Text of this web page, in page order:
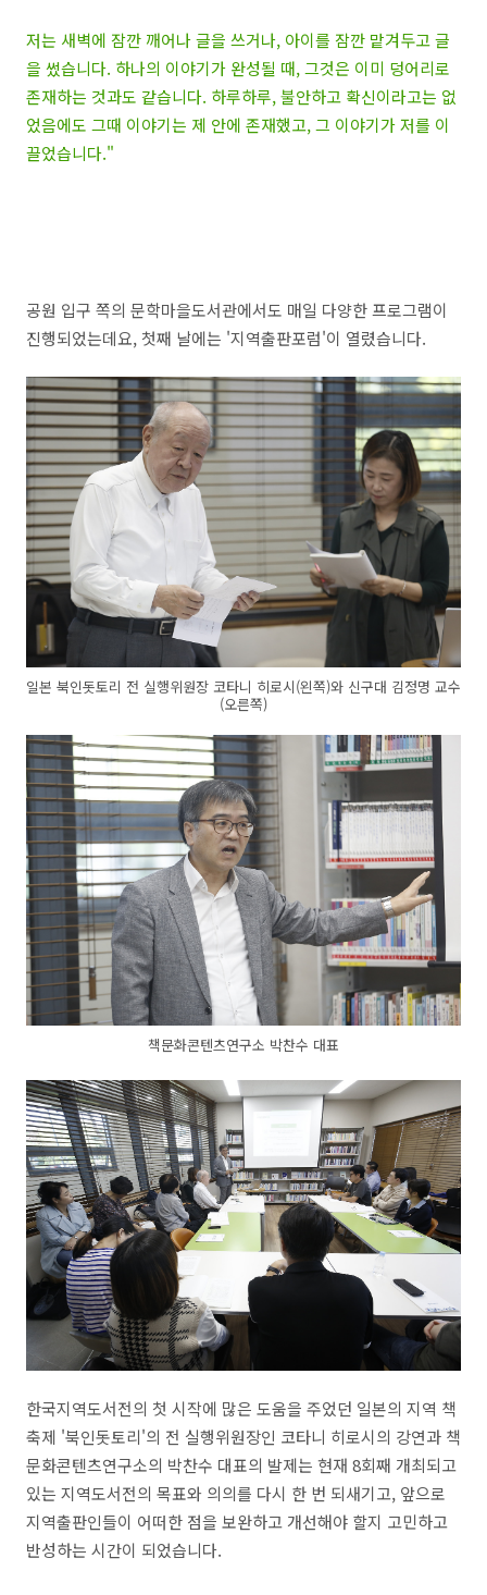
저는 새벽에 잠깐 깨어나 글을 쓰거나, 아이를 잠깐 맡겨두고 글
을 썼습니다. 하나의 이야기가 완성될 때, 그것은 이미 덩어리로
존재하는 것과도 같습니다. 하루하루, 불안하고 확신이라고는 없
었음에도 그때 이야기는 제 안에 존재했고, 그 이야기가 저를 이
끌었습니다."
공원 입구 쪽의 문학마을도서관에서도 매일 다양한 프로그램이
진행되었는데요, 첫째 날에는 '지역출판포럼'이 열렸습니다.
일본 북인돗토리 전 실행위원장 코타니 히로시(왼쪽)와 신구대 김정명 교수
(오른쪽)
책문화콘텐츠연구소 박찬수 대표
한국지역도서전의 첫 시작에 많은 도움을 주었던 일본의 지역 책
축제 '북인돗토리'의 전 실행위원장인 코타니 히로시의 강연과 책
문화콘텐츠연구소의 박찬수 대표의 발제는 현재 8회째 개최되고
있는 지역도서전의 목표와 의의를 다시 한 번 되새기고, 앞으로
지역출판인들이 어떠한 점을 보완하고 개선해야 할지 고민하고
반성하는 시간이 되었습니다.